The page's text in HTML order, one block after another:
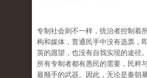
专制社会则不一样，统治者控制着
构和媒体，普通民手中没有选票，
英的愿望，也没有自我实现的途径
所有专制者都有愚民的需要，民粹
最顺手的武器。因此，无论是秦朝